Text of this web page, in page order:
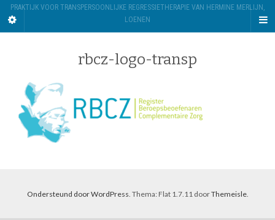
PRAKTIJK VOOR TRANSPERSOONLIJKE REGRESSIETHERAPIE VAN HERMINE MERLIJN,
LOENEN
rbcz-logo-transp
Ondersteund door WordPress. Thema: Flat 1.7.11 doorThemeisle.